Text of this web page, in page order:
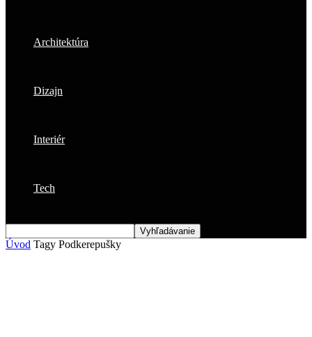
Architektúra
Dizajn
Interiér
Tech
Úvod Tagy Podkerepušky